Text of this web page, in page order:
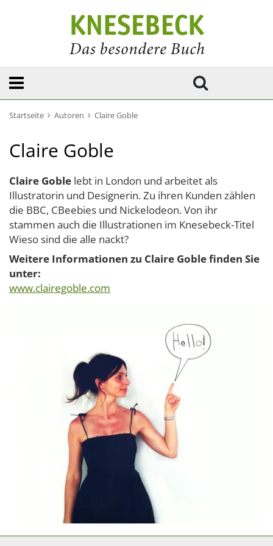
Startseite Autoren Claire Goble
Claire Goble
Claire Goble lebt in London und arbeitet als
Illustratorin und Designerin. Zu ihren Kunden zählen
die BBC, CBeebies und Nickelodeon. Von ihr
stammen auch die Illustrationen im Knesebeck-Titel
Wieso sind die alle nackt?
Weitere Informationen zu Claire Goble finden Sie
unter:
www.clairegoble.com